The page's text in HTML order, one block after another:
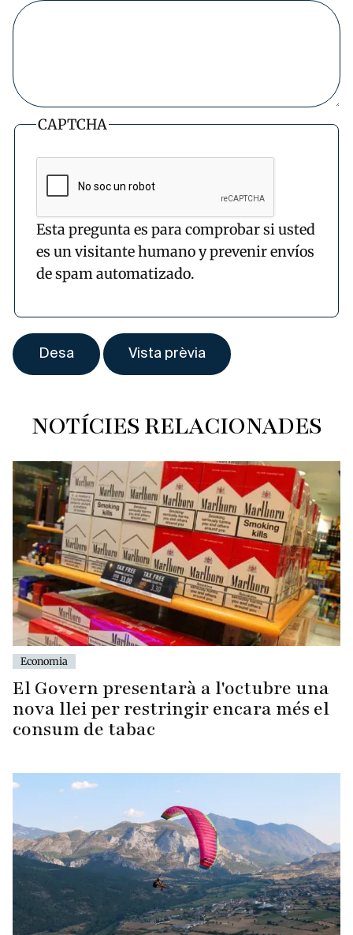
CAPTCHA
Esta pregunta es para comprobar si usted
es un visitante humano y prevenir envíos
de spam automatizado.
NOTÍCIES RELACIONADES
Economia
El Govern presentarà a l'octubre una
nova llei per restringir encara més el
consum de tabac